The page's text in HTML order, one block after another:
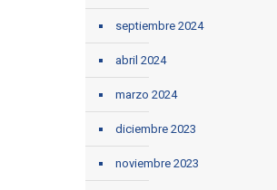
septiembre 2024
abril 2024
marzo 2024
diciembre 2023
noviembre 2023